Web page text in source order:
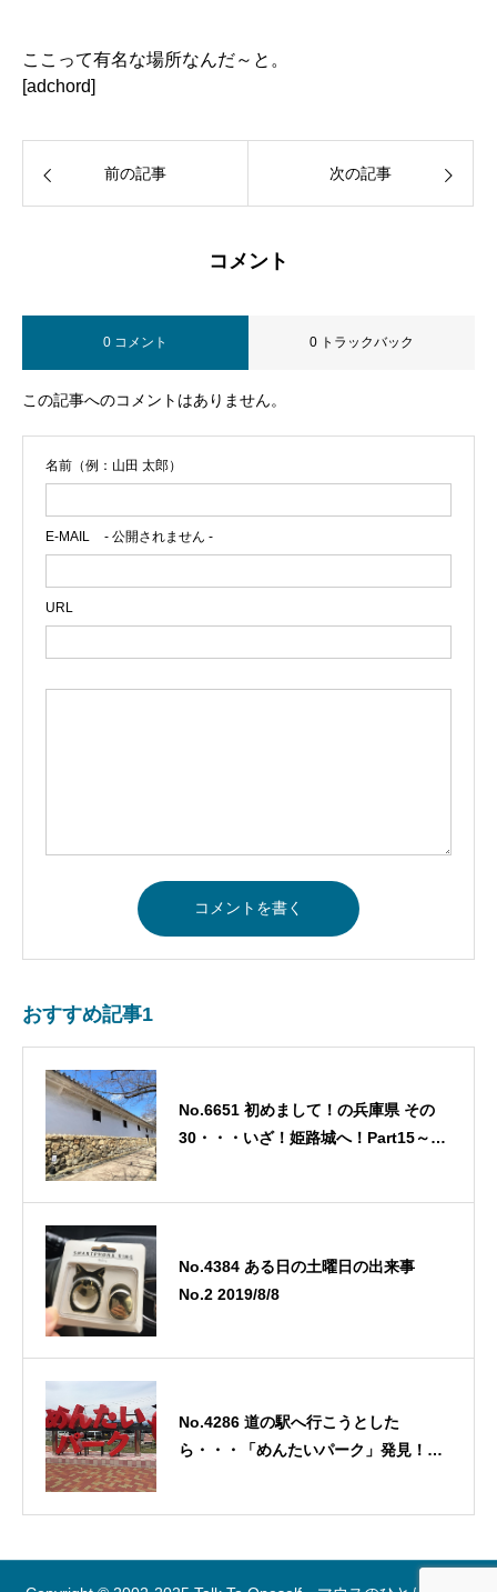
ここって有名な場所なんだ～と。
[adchord]
前の記事 次の記事
コメント
0 コメント 0 トラックバック
この記事へのコメントはありません。
名前（例：山田 太郎）
E-MAIL - 公開されません -
URL
おすすめ記事1
No.6651 初めまして！の兵庫県 その
30・・・いざ！姫路城へ！Part15～姫
No.4384 ある日の土曜日の出来事
No.2 2019/8/8
No.4286 道の駅へ行こうとした
ら・・・「めんたいパーク」発見！！